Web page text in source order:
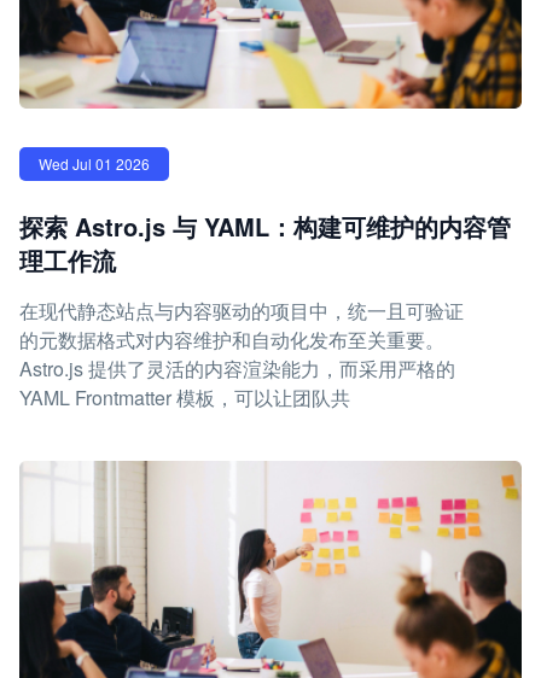
Wed Jul 01 2026
探索 Astro.js 与 YAML：构建可维护的内容管
理工作流
在现代静态站点与内容驱动的项目中，统一且可验证
的元数据格式对内容维护和自动化发布至关重要。
Astro.js 提供了灵活的内容渲染能力，而采用严格的
YAML Frontmatter 模板，可以让团队共